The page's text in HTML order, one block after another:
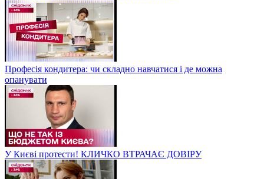
Професія кондитера: чи складно навчатися і де можна
опанувати
У Києві протести! КЛИЧКО ВТРАЧАЄ ДОВІРУ